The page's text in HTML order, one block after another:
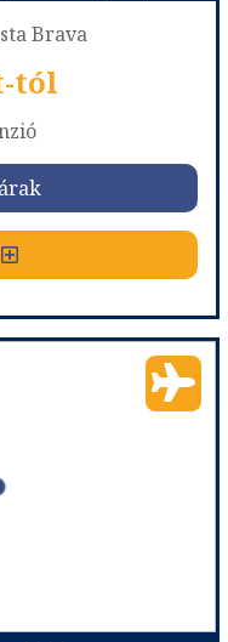
Brava
tól
Adults (+18) ****
Mar
****
szoba